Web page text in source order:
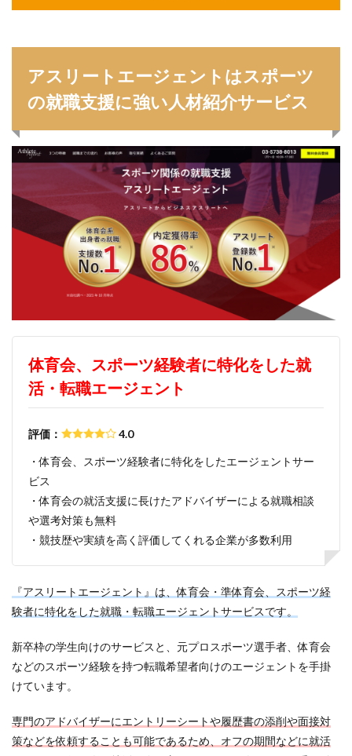
アスリートエージェントはスポーツ
の就職支援に強い人材紹介サービス
体育会、スポーツ経験者に特化をした就
活・転職エージェント
評価： 4.0
・体育会、スポーツ経験者に特化をしたエージェントサー
ビス
・体育会の就活支援に長けたアドバイザーによる就職相談
や選考対策も無料
・競技歴や実績を高く評価してくれる企業が多数利用
『アスリートエージェント』は、体育会・準体育会、スポーツ経
験者に特化をした就職・転職エージェントサービスです。
新卒枠の学生向けのサービスと、元プロスポーツ選手者、体育会
などのスポーツ経験を持つ転職希望者向けのエージェントを手掛
けています。
専門のアドバイザーにエントリーシートや履歴書の添削や面接対
策などを依頼することも可能であるため、オフの期間などに就活